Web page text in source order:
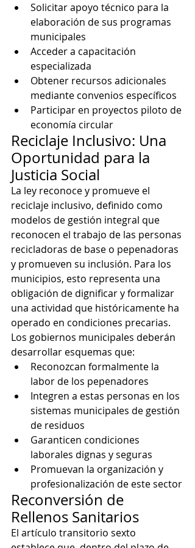
Solicitar apoyo técnico para la
elaboración de sus programas
municipales
Acceder a capacitación
especializada
Obtener recursos adicionales
mediante convenios específicos
Participar en proyectos piloto de
economía circular
Reciclaje Inclusivo: Una
Oportunidad para la
Justicia Social
La ley reconoce y promueve el
reciclaje inclusivo, definido como
modelos de gestión integral que
reconocen el trabajo de las personas
recicladoras de base o pepenadoras
y promueven su inclusión. Para los
municipios, esto representa una
obligación de dignificar y formalizar
una actividad que históricamente ha
operado en condiciones precarias.
Los gobiernos municipales deberán
desarrollar esquemas que:
Reconozcan formalmente la
labor de los pepenadores
Integren a estas personas en los
sistemas municipales de gestión
de residuos
Garanticen condiciones
laborales dignas y seguras
Promuevan la organización y
profesionalización de este sector
Reconversión de
Rellenos Sanitarios
El artículo transitorio sexto